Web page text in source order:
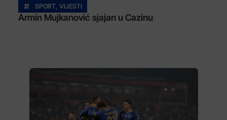
SPORT, VIJESTI
Armin Mujkanović sjajan u Cazinu